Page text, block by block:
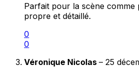
Parfait pour la scène comme
propre et détaillé.
0
0
Véronique Nicolas – 25